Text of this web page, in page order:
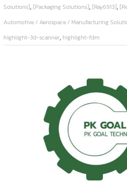
Solutions],[Packaging Solutions],[Ray6913],
Automotive / Aerospace / Manufacturing
highlight-3d-scanner, highlight-fdm